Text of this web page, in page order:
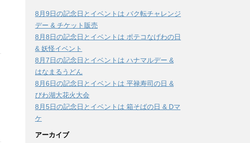
8月9日の記念日とイベントは バク転チャレンジ
デー & チケット販売
8月8日の記念日とイベントは ポテコなげわの日
& 妖怪イベント
8月7日の記念日とイベントは ハナマルデー &
はなまるうどん
8月6日の記念日とイベントは 平禄寿司の日 &
びわ湖大花火大会
8月5日の記念日とイベントは 箱そばの日 & Dマ
ケ
アーカイブ